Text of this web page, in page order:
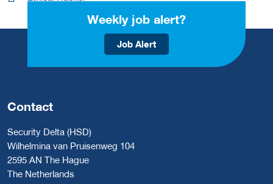
Weekly job alert?
Job Alert
Contact
Security Delta (HSD)
Wilhelmina van Pruisenweg 104
2595 AN The Hague
The Netherlands